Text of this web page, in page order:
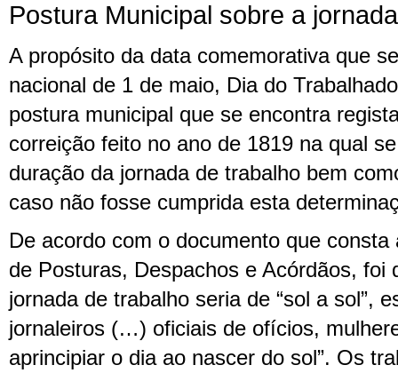
Postura Municipal sobre a
A propósito da data comemorativa que
nacional de 1 de maio, Dia do
postura municipal que se encontra
correição feito no ano de 1819 na qual
duração da jornada de trabalho bem
caso não fosse cumprida esta
De acordo com o documento que consta
de Posturas, Despachos e Acórdãos, foi
jornada de trabalho seria de “sol a sol”,
jornaleiros (…) oficiais de ofícios,
aprincipiar o dia ao nascer do sol”. Os